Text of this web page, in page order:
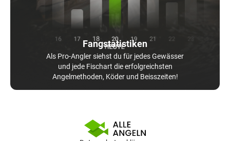
Fangstatistiken
Als Pro-Angler siehst du für jedes Gewässer
und jede Fischart die erfolgreichsten
Angelmethoden, Köder und Beisszeiten!